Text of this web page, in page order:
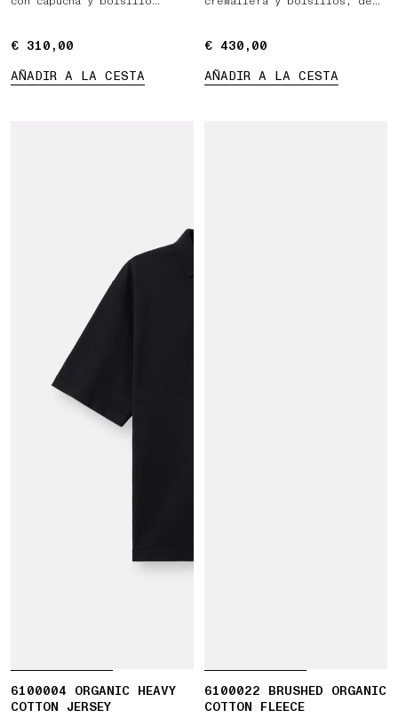
€ 310,00
€ 310,00
AÑADIR A LA CESTA
€ 430,00
€ 430,00
AÑADIR A LA CESTA
6100004 ORGANIC HEAVY
COTTON JERSEY
6100022 BRUSHED ORGANIC
COTTON FLEECE